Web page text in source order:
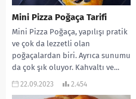
Mini Pizza Poğaça Tarifi
Mini Pizza Poğaça, yapılışı pratik
ve çok da lezzetli olan
poğaçalardan biri. Ayrıca sunumu
da çok şık oluyor. Kahvaltı ve...
22.09.2023 2.454